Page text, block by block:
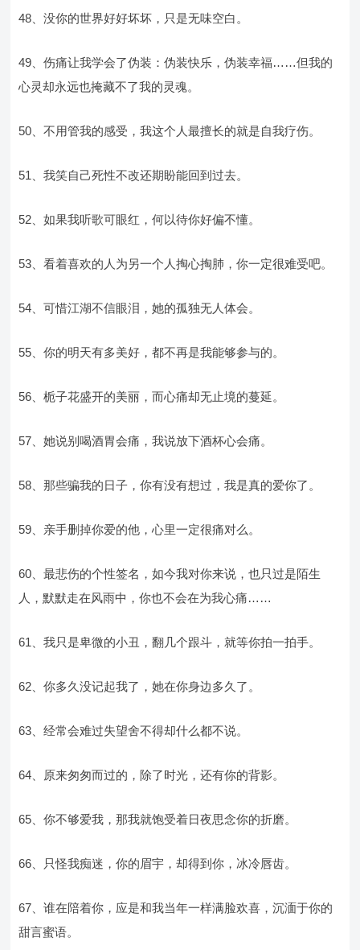
48、没你的世界好好坏坏，只是无味空白。
49、伤痛让我学会了伪装：伪装快乐，伪装幸福……但我的
心灵却永远也掩藏不了我的灵魂。
50、不用管我的感受，我这个人最擅长的就是自我疗伤。
51、我笑自己死性不改还期盼能回到过去。
52、如果我听歌可眼红，何以待你好偏不懂。
53、看着喜欢的人为另一个人掏心掏肺，你一定很难受吧。
54、可惜江湖不信眼泪，她的孤独无人体会。
55、你的明天有多美好，都不再是我能够参与的。
56、栀子花盛开的美丽，而心痛却无止境的蔓延。
57、她说别喝酒胃会痛，我说放下酒杯心会痛。
58、那些骗我的日子，你有没有想过，我是真的爱你了。
59、亲手删掉你爱的他，心里一定很痛对么。
60、最悲伤的个性签名，如今我对你来说，也只过是陌生
人，默默走在风雨中，你也不会在为我心痛……
61、我只是卑微的小丑，翻几个跟斗，就等你拍一拍手。
62、你多久没记起我了，她在你身边多久了。
63、经常会难过失望舍不得却什么都不说。
64、原来匆匆而过的，除了时光，还有你的背影。
65、你不够爱我，那我就饱受着日夜思念你的折磨。
66、只怪我痴迷，你的眉宇，却得到你，冰冷唇齿。
67、谁在陪着你，应是和我当年一样满脸欢喜，沉湎于你的
甜言蜜语。